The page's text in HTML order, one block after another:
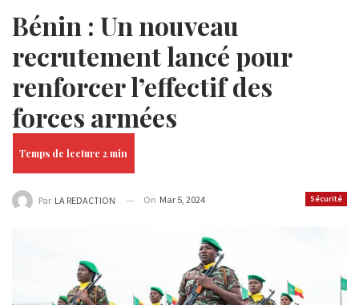
Bénin : Un nouveau
recrutement lancé pour
renforcer l’effectif des
forces armées
Sécurité
Par LA REDACTION On Mar 5, 2024